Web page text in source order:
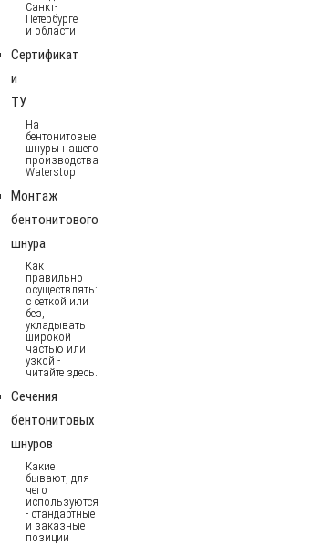
Санкт-
Петербурге
и области
Сертификат
и
ТУ
На
бентонитовые
шнуры нашего
производства
Waterstop
Монтаж
бентонитового
шнура
Как
правильно
осуществлять:
с сеткой или
без,
укладывать
широкой
частью или
узкой -
читайте здесь.
Сечения
бентонитовых
шнуров
Какие
бывают, для
чего
используются
- стандартные
и заказные
позиции